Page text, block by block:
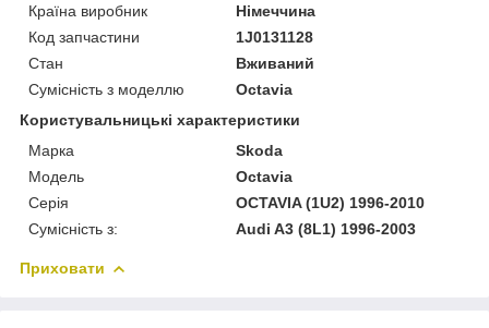
Країна виробник
Німеччина
Код запчастини
1J0131128
Стан
Вживаний
Сумісність з моделлю
Octavia
Користувальницькі характеристики
Марка
Skoda
Модель
Octavia
Серія
OCTAVIA (1U2) 1996-2010
Сумісність з:
Audi A3 (8L1) 1996-2003
Приховати